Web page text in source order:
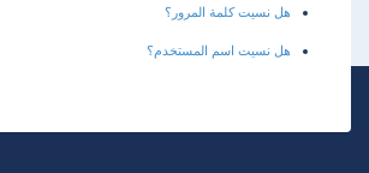
هل نسيت كلمة المرور؟
هل نسيت اسم المستخدم؟